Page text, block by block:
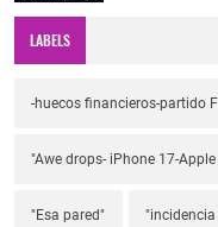
LABELS
-huecos financieros-partido
"Awe drops- iPhone 17-
"Esa pared"